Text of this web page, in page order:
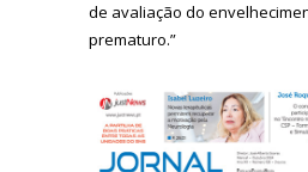
de avaliação do
prematuro.”